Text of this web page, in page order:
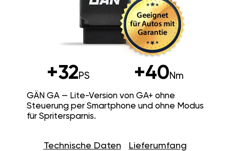
+32PS +40Nm
GÄN GA — Lite-Version von GA+ ohne
Steuerung per Smartphone und ohne Modus
für Spritersparnis.
Technische Daten Lieferumfang